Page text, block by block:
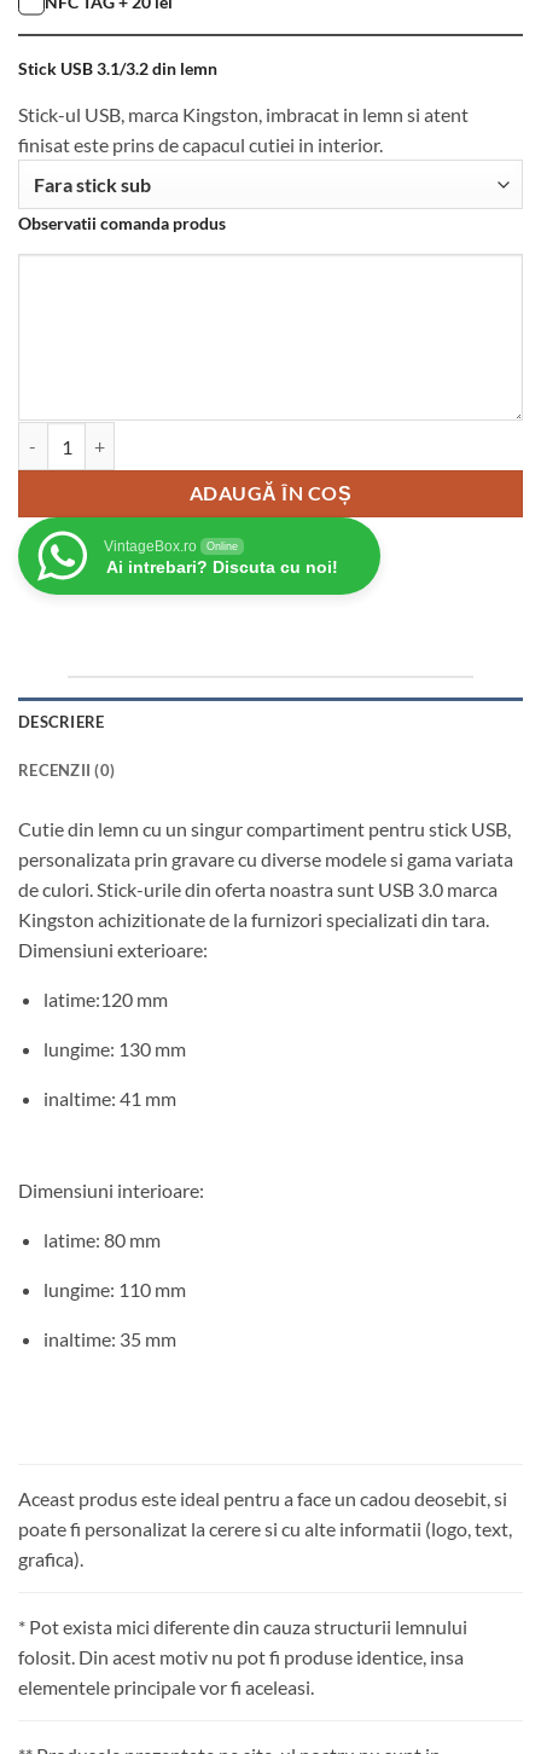
Stick USB 3.1/3.2 din lemn
Stick-ul USB, marca Kingston, imbracat in lemn si atent
finisat este prins de capacul cutiei in interior.
Observatii comanda produs
ADAUGĂ ÎN COȘ
VintageBox.ro Online
Ai intrebari? Discuta cu noi!
DESCRIERE
RECENZII (0)
Cutie din lemn cu un singur compartiment pentru stick USB,
personalizata prin gravare cu diverse modele si gama variata
de culori. Stick-urile din oferta noastra sunt USB 3.0 marca
Kingston achizitionate de la furnizori specializati din tara.
Dimensiuni exterioare:
latime:120 mm
lungime: 130 mm
inaltime: 41 mm
Dimensiuni interioare:
latime: 80 mm
lungime: 110 mm
inaltime: 35 mm
Aceast produs este ideal pentru a face un cadou deosebit, si
poate fi personalizat la cerere si cu alte informatii (logo, text,
grafica).
* Pot exista mici diferente din cauza structurii lemnului
folosit. Din acest motiv nu pot fi produse identice, insa
elementele principale vor fi aceleasi.